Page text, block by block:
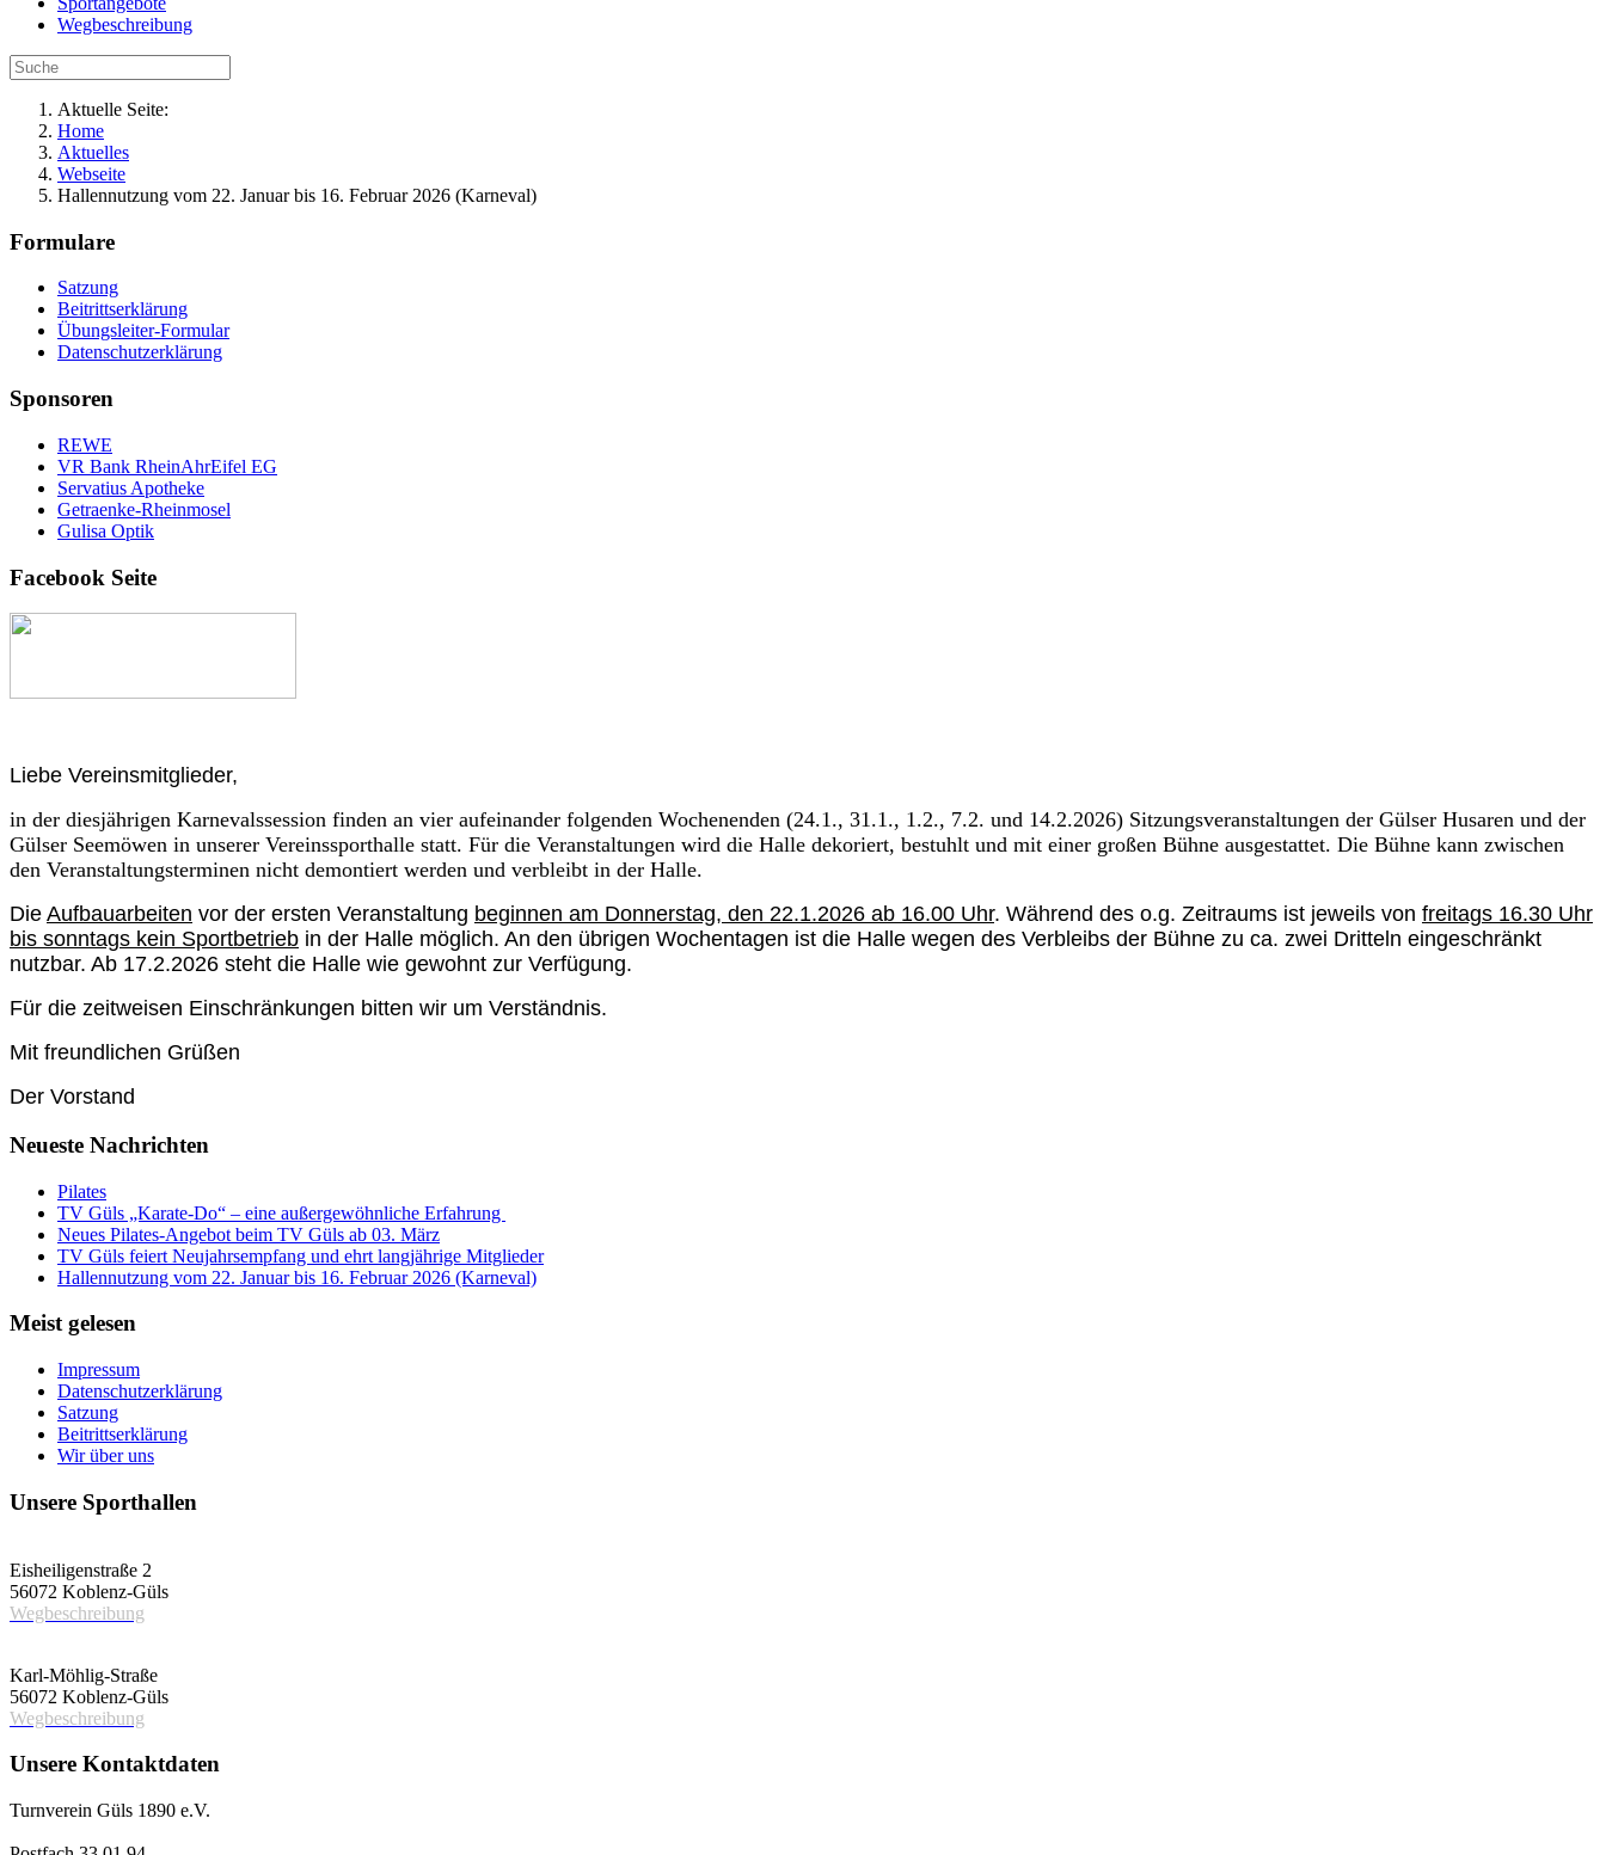
Wegbeschreibung
Aktuelle Seite:
Home
Aktuelles
Webseite
Hallennutzung vom 22. Januar bis 16. Februar 2026 (Karneval)
Formulare
Satzung
Beitrittserklärung
Übungsleiter-Formular
Datenschutzerklärung
Sponsoren
REWE
VR Bank RheinAhrEifel EG
Servatius Apotheke
Getraenke-Rheinmosel
Gulisa Optik
Facebook Seite
Liebe Vereinsmitglieder,
in der diesjährigen Karnevalssession finden an vier aufeinander folgenden Wochenenden (24.1., 31.1., 1.2., 7.2. und 14.2.2026) Sitzungsveranstaltungen der Gülser Husaren und der
Gülser Seemöwen in unserer Vereinssporthalle statt. Für die Veranstaltungen wird die Halle dekoriert, bestuhlt und mit einer großen Bühne ausgestattet. Die Bühne kann zwischen
den Veranstaltungsterminen nicht demontiert werden und verbleibt in der Halle.
Die Aufbauarbeiten vor der ersten Veranstaltung beginnen am Donnerstag, den 22.1.2026 ab 16.00 Uhr. Während des o.g. Zeitraums ist jeweils von freitags 16.30 Uhr
bis sonntags kein Sportbetrieb in der Halle möglich. An den übrigen Wochentagen ist die Halle wegen des Verbleibs der Bühne zu ca. zwei Dritteln eingeschränkt
nutzbar. Ab 17.2.2026 steht die Halle wie gewohnt zur Verfügung.
Für die zeitweisen Einschränkungen bitten wir um Verständnis.
Mit freundlichen Grüßen
Der Vorstand
Neueste Nachrichten
Pilates
TV Güls „Karate-Do“ – eine außergewöhnliche Erfahrung
Neues Pilates-Angebot beim TV Güls ab 03. März
TV Güls feiert Neujahrsempfang und ehrt langjährige Mitglieder
Hallennutzung vom 22. Januar bis 16. Februar 2026 (Karneval)
Meist gelesen
Impressum
Datenschutzerklärung
Satzung
Beitrittserklärung
Wir über uns
Unsere Sporthallen
Eisheiligenstraße 2
56072 Koblenz-Güls
Wegbeschreibung
Karl-Möhlig-Straße
56072 Koblenz-Güls
Wegbeschreibung
Unsere Kontaktdaten
Turnverein Güls 1890 e.V.